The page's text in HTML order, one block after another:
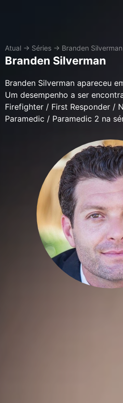
Atual → Séries → Branden Silverman
Branden Silverman
Branden Silverman apareceu
Um desempenho a ser
Firefighter / First Responder /
Paramedic / Paramedic 2 na